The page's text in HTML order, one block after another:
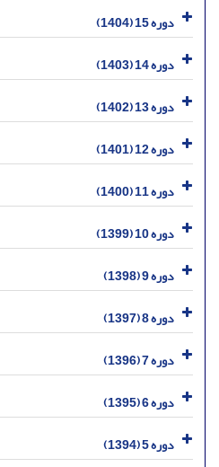
دوره 15 (1404)
دوره 14 (1403)
دوره 13 (1402)
دوره 12 (1401)
دوره 11 (1400)
دوره 10 (1399)
دوره 9 (1398)
دوره 8 (1397)
دوره 7 (1396)
دوره 6 (1395)
دوره 5 (1394)